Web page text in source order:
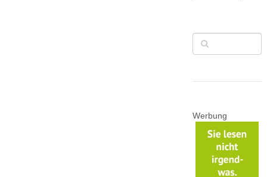
Werbung